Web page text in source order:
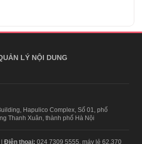
LÝ NỘI DUNG
Hapulico Complex, Số 01, phố
Thanh Xuân, thành phố Hà Nội
Điện thoại: 024 7309 5555, máy lẻ 62.370